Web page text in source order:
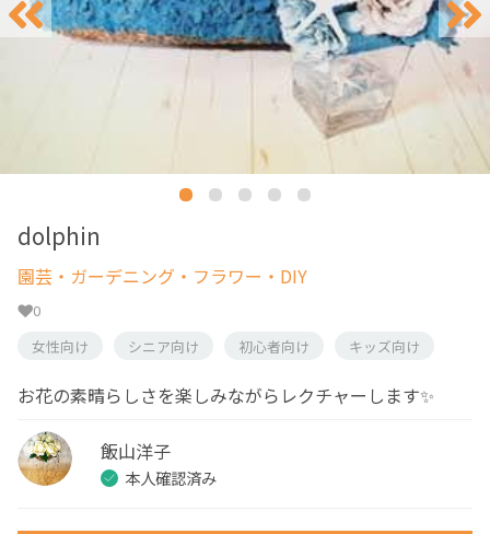
dolphin
園芸・ガーデニング・フラワー・DIY
0
女性向け
シニア向け 初心者向け キッズ向け
お花の素晴らしさを楽しみながらレクチャーします✨
飯山洋子
本人確認済み